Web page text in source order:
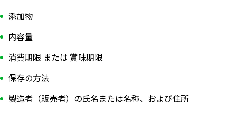
添加物
内容量
消費期限 または 賞味期限
保存の方法
製造者（販売者）の氏名または名称、および住所